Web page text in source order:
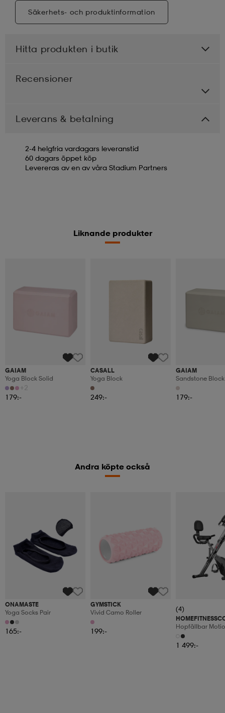
Säkerhets- och produktinformation
Hitta produkten i butik
Recensioner
Leverans & betalning
2-4 helgfria vardagars leveranstid
60 dagars öppet köp
Levereras av en av våra Stadium Partners
Liknande produkter
GAIAM
Yoga Block Solid
+2
179:-
CASALL
Yoga Block
249:-
GAIAM
Sandstone Block
179:-
Andra köpte också
ONAMASTE
Yoga Socks Pair
165:-
GYMSTICK
Vivid Camo Roller
199:-
(4)
Hopfällbar
Med
Skärm
1 499:-